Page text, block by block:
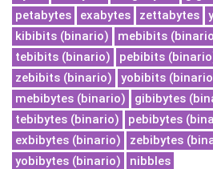
petabytes
exabytes zettabytes
kibibits (binario)
mebibits
tebibits (binario)
pebibits
zebibits (binario)
yobibits
mebibytes (binario)
gibibytes
tebibytes (binario)
pebibytes
exbibytes (binario)
zebibytes
yobibytes (binario)
nibbles